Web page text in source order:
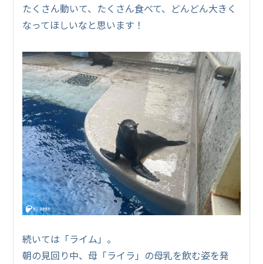
たくさん動いて、たくさん食べて、どんどん大きく
なってほしいなと思います！
続いては「ライム」。
朝の見回り中、母「ライラ」の母乳を飲む姿を発